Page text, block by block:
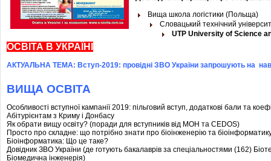
Вища школа логістики (Польща)
Словацький технічний
UTP University of Science
ОСВІТА В УКРАЇНІ
АКТУАЛЬНА ТЕМА: Вступ-2019: провідні ЗВО України запрошують на
ВИЩА ОСВІТА
Особливості вступної кампанії 2019: пільговий вступ, додаткові бали та
Абітурієнтам з Криму і Донбасу
Як обрати вищу освіту? (поради для вступників від МОН та CEDOS)
Просто про складне: що потрібно знати про біоінженерію та
Біоінформатика: Що це таке?
Довідник ЗВО України (де готують бакалаврів за спеціальностями (162)
Біомедична інженерія)